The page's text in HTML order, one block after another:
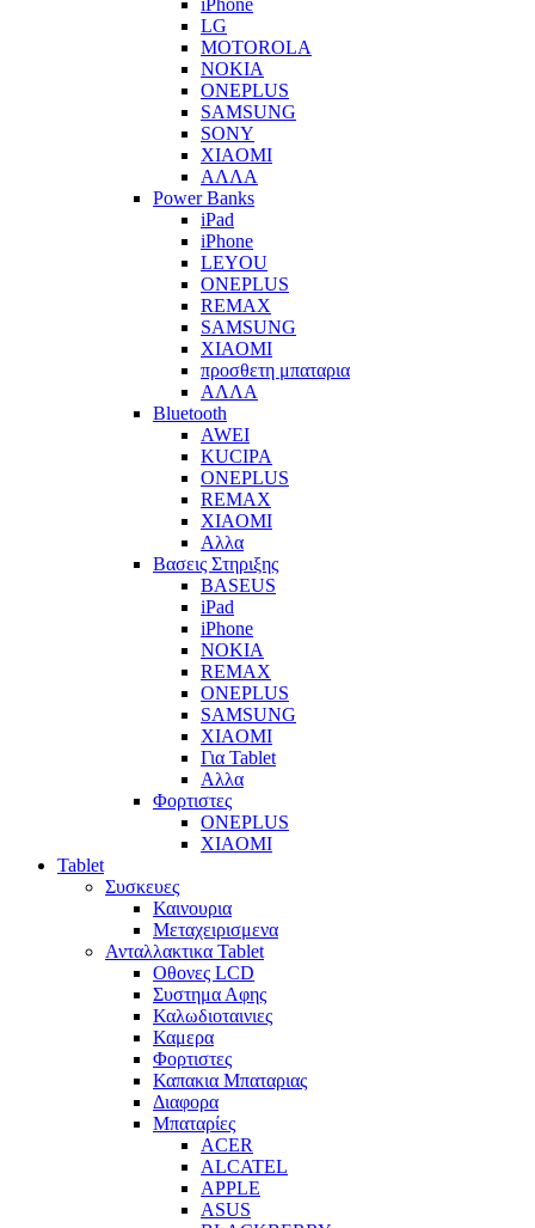
iPhone
LG
MOTOROLA
NOKIA
ONEPLUS
SAMSUNG
SONY
XIAOMI
ΑΛΛΑ
Power Banks
iPad
iPhone
LEYOU
ONEPLUS
REMAX
SAMSUNG
XIAOMI
προσθετη μπαταρια
ΑΛΛΑ
Bluetooth
AWEI
KUCIPA
ONEPLUS
REMAX
XIAOMI
Αλλα
Βασεις Στηριξης
BASEUS
iPad
iPhone
NOKIA
REMAX
ONEPLUS
SAMSUNG
XIAOMI
Για Tablet
Αλλα
Φορτιστες
ONEPLUS
XIAOMI
Tablet
Συσκευες
Καινουρια
Μεταχειρισμενα
Ανταλλακτικα Tablet
Οθονες LCD
Συστημα Αφης
Καλωδιοταινιες
Καμερα
Φορτιστες
Καπακια Μπαταριας
Διαφορα
Μπαταρίες
ACER
ALCATEL
APPLE
ASUS